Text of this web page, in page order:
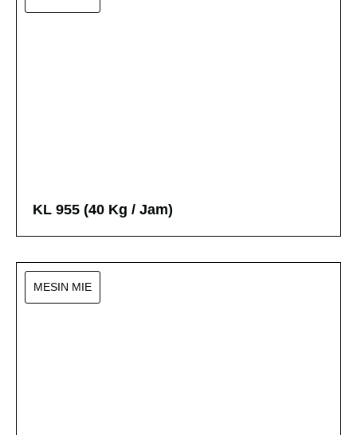
KL 955 (40 Kg / Jam)
MESIN MIE